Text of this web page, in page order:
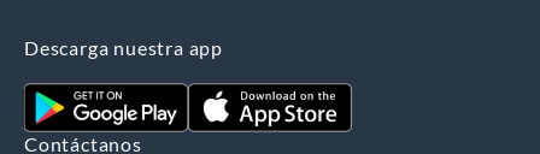
Descarga nuestra app
Contáctanos